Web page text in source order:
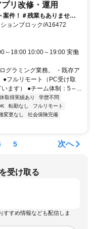
リ改修・運用
案件！＃残業もありませ
ョンブロック/A16472
～18:00 10:00～19:00 実働
グラミング業務。 ・既存ア
●フルリモート（PC受け取
ます） ●チーム体制：5～...
取得実績あり
学歴不問
転勤なし
フルリモート
変更なし
社会保険完備
5 次へ
受け取る
すすめ情報なども配信しま